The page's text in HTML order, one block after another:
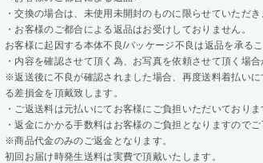
・交換の場合は、未使用未開封のものに限らせていただき
・お客様のご都合による返品はお受けしておりません。
お客様に起因する本体不良/パッケージ不良は返品を承るこ
・内容を確認させて頂く為、お写真を依頼させて頂く場合
※返送後に不良が確認されました場合、再度送料着払い
る差損金を頂戴致します。
・ご返送料は元払いにてお客様にご負担いただいておりま
・返金にかかる手数料はお客様のご負担となりますのでご
※商品代金のみのご返金となります。
初回お届け時発生送料は実費で頂戴いたします。